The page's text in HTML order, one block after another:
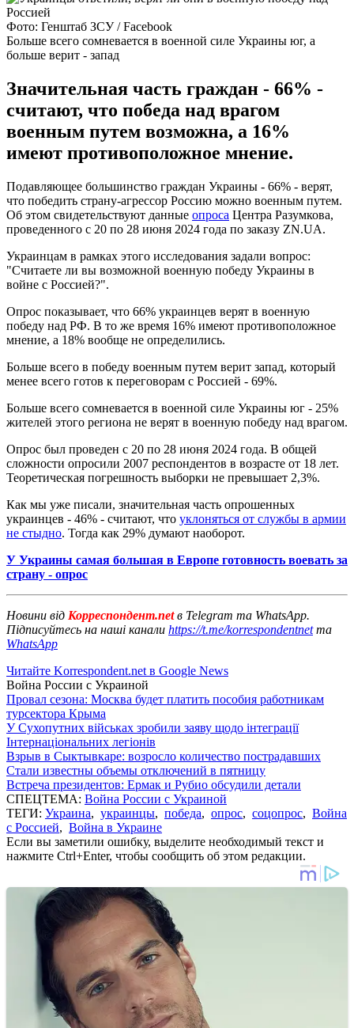
Фото: Генштаб ЗСУ / Facebook
Больше всего сомневается в военной силе Украины юг, а
больше верит - запад
Значительная часть граждан - 66% -
считают, что победа над врагом
военным путем возможна, а 16%
имеют противоположное мнение.
Подавляющее большинство граждан Украины - 66% - верят,
что победить страну-агрессор Россию можно военным путем.
Об этом свидетельствуют данные опроса Центра Разумкова,
проведенного с 20 по 28 июня 2024 года по заказу ZN.UA.
Украинцам в рамках этого исследования задали вопрос:
"Считаете ли вы возможной военную победу Украины в
войне с Россией?".
Опрос показывает, что 66% украинцев верят в военную
победу над РФ. В то же время 16% имеют противоположное
мнение, а 18% вообще не определились.
Больше всего в победу военным путем верит запад, который
менее всего готов к переговорам с Россией - 69%.
Больше всего сомневается в военной силе Украины юг - 25%
жителей этого региона не верят в военную победу над врагом.
Опрос был проведен с 20 по 28 июня 2024 года. В общей
сложности опросили 2007 респондентов в возрасте от 18 лет.
Теоретическая погрешность выборки не превышает 2,3%.
Как мы уже писали, значительная часть опрошенных
украинцев - 46% - считают, что уклоняться от службы в армии
не стыдно. Тогда как 29% думают наоборот.
У Украины самая большая в Европе готовность воевать за
страну - опрос
Новини від Корреспондент.netв Telegram та WhatsApp.
Підписуйтесь на наші канали https://t.me/korrespondentnetта
WhatsApp
Читайте Korrespondent.net в Google News
Война России с Украиной
Провал сезона: Москва будет платить пособия работникам
турсектора Крыма
У Сухопутних військах зробили заяву щодо інтеграції
Інтернаціональних легіонів
Взрыв в Сыктывкаре: возросло количество пострадавших
Стали известны объемы отключений в пятницу
Встреча президентов: Ермак и Рубио обсудили детали
СПЕЦТЕМА: Война России с Украиной
ТЕГИ: Украина, украинцы, победа, опрос, соцопрос, Война
с Россией, Война в Украине
Если вы заметили ошибку, выделите необходимый текст и
нажмите Ctrl+Enter, чтобы сообщить об этом редакции.